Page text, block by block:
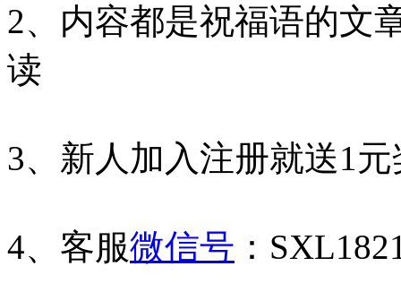
2、内容都是祝福语的文
读
3、新人加入注册就送1
4、客服微信号 ：